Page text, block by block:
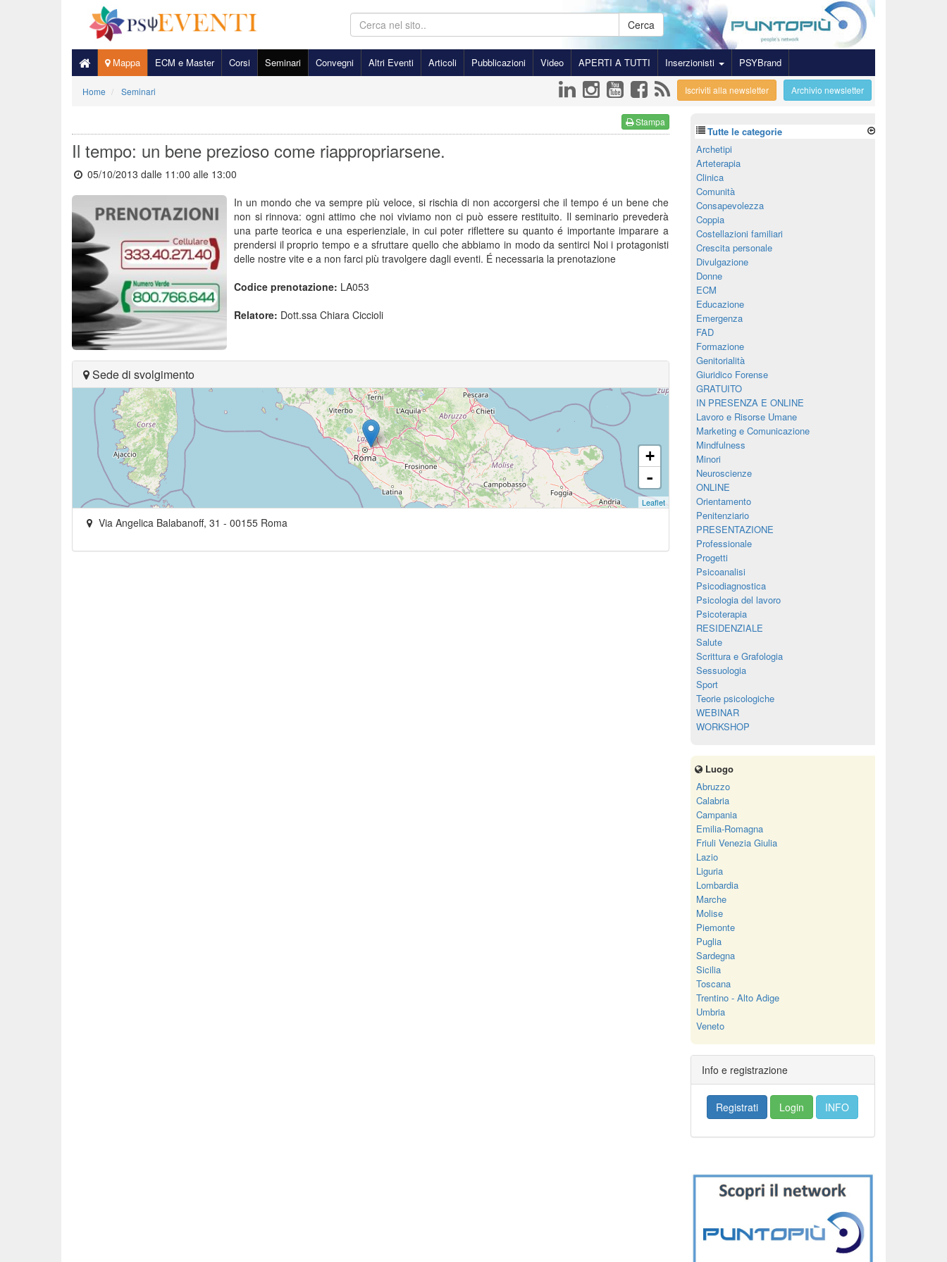
Cerca
Mappa ECM e Master Corsi Seminari Convegni Altri Eventi Articoli Pubblicazioni Video APERTI A TUTTI Inserzionisti PSYBrand
Home Seminari Archivio newsletter
Iscriviti alla newsletter
Stampa
Il tempo: un bene prezioso come riappropriarsene.
05/10/2013 dalle 11:00 alle 13:00
In un mondo che va sempre più veloce, si rischia di non accorgersi che il tempo é un bene che
non si rinnova: ogni attimo che noi viviamo non ci può essere restituito. Il seminario prevederà
una parte teorica e una esperienziale, in cui poter riflettere su quanto é importante imparare a
prendersi il proprio tempo e a sfruttare quello che abbiamo in modo da sentirci Noi i protagonisti
delle nostre vite e a non farci più travolgere dagli eventi. É necessaria la prenotazione
Codice prenotazione: LA053
Relatore: Dott.ssa Chiara Ciccioli
Sede di svolgimento
+
-
Leaflet
Via Angelica Balabanoff, 31 - 00155 Roma
Tutte le categorie
Archetipi
Arteterapia
Clinica
Comunità
Consapevolezza
Coppia
Costellazioni familiari
Crescita personale
Divulgazione
Donne
ECM
Educazione
Emergenza
FAD
Formazione
Genitorialità
Giuridico Forense
GRATUITO
IN PRESENZA E ONLINE
Lavoro e Risorse Umane
Marketing e Comunicazione
Mindfulness
Minori
Neuroscienze
ONLINE
Orientamento
Penitenziario
PRESENTAZIONE
Professionale
Progetti
Psicoanalisi
Psicodiagnostica
Psicologia del lavoro
Psicoterapia
RESIDENZIALE
Salute
Scrittura e Grafologia
Sessuologia
Sport
Teorie psicologiche
WEBINAR
WORKSHOP
Luogo
Abruzzo
Calabria
Campania
Emilia-Romagna
Friuli Venezia Giulia
Lazio
Liguria
Lombardia
Marche
Molise
Piemonte
Puglia
Sardegna
Sicilia
Toscana
Trentino - Alto Adige
Umbria
Veneto
Info e registrazione
Registrati Login INFO